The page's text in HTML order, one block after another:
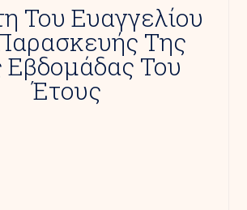
Του Ευαγγελίου
Της
Εβδομάδας Του
Έτους